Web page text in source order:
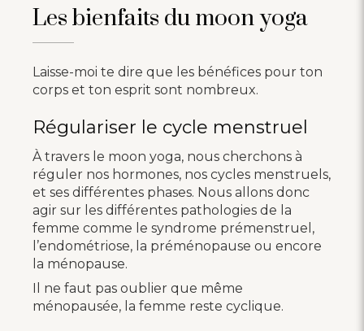
Les bienfaits du moon yoga
Laisse-moi te dire que les bénéfices pour ton
corps et ton esprit sont nombreux.
Régulariser le cycle menstruel
À travers le moon yoga, nous cherchons à
réguler nos hormones, nos cycles menstruels,
et ses différentes phases. Nous allons donc
agir sur les différentes pathologies de la
femme comme le syndrome prémenstruel,
l’endométriose, la préménopause ou encore
la ménopause.
Il ne faut pas oublier que même
ménopausée, la femme reste cyclique.